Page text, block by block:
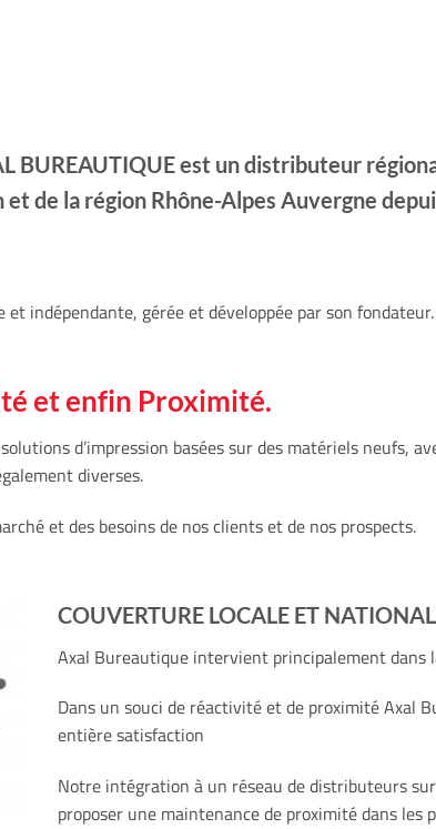
BUREAUTIQUE est un distributeur
et de la région Rhône-Alpes Auvergne
indépendante, gérée et développée par son fondateur.
et enfin Proximité.
d’impression basées sur des matériels neufs,
diverses.
et des besoins de nos clients et de nos prospects.
COUVERTURE LOCALE ET
Axal Bureautique intervient principalement dans
Dans un souci de réactivité et de proximité Axal
entière satisfaction
Notre intégration à un réseau de distributeurs
proposer une maintenance de proximité dans les